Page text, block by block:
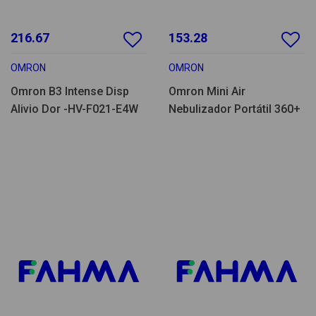
216.67
OMRON
Omron B3 Intense Disp
Alivio Dor -HV-F021-E4W
153.28
OMRON
Omron Mini Air
Nebulizador Portátil 360+